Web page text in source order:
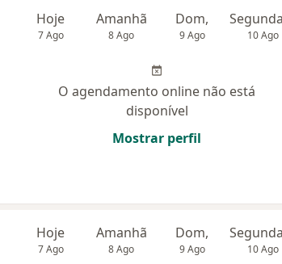
Hoje
7 Ago
Amanhã
8 Ago
Dom,
9 Ago 10 Ago
O agendamento online não está
disponível
Mostrar perfil
Hoje
7 Ago
Amanhã
8 Ago
Dom,
9 Ago 10 Ago